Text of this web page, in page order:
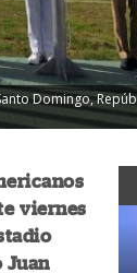
Domingo,
viernes
Juan